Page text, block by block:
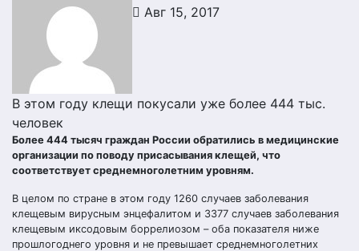
Авг 15, 2017
В этом году клещи покусали уже более 444 тыс.
человек
Более 444 тысяч граждан России обратились в медицинские
организации по поводу присасывания клещей, что
соответствует среднемноголетним уровням.
В целом по стране в этом году 1260 случаев заболевания
клещевым вирусным энцефалитом и 3377 случаев заболевания
клещевым иксодовым боррелиозом – оба показателя ниже
прошлогоднего уровня и не превышает среднемноголетних